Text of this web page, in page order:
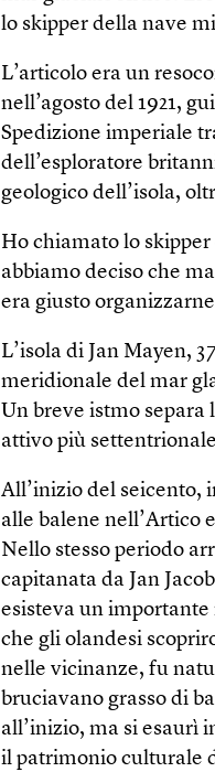
lo skipper della nave
L’articolo era un
nell’agosto del 1921,
Spedizione imperiale
dell’esploratore
geologico dell’isola,
Ho chiamato lo
abbiamo deciso che
era giusto
L’isola di Jan Mayen,
meridionale del mar
Un breve istmo separa
attivo più
All’inizio del seicento,
alle balene nell’Artico
Nello stesso periodo
capitanata da Jan
esisteva un
che gli olandesi
nelle vicinanze, fu
bruciavano grasso di
all’inizio, ma si esaurì
il patrimonio culturale